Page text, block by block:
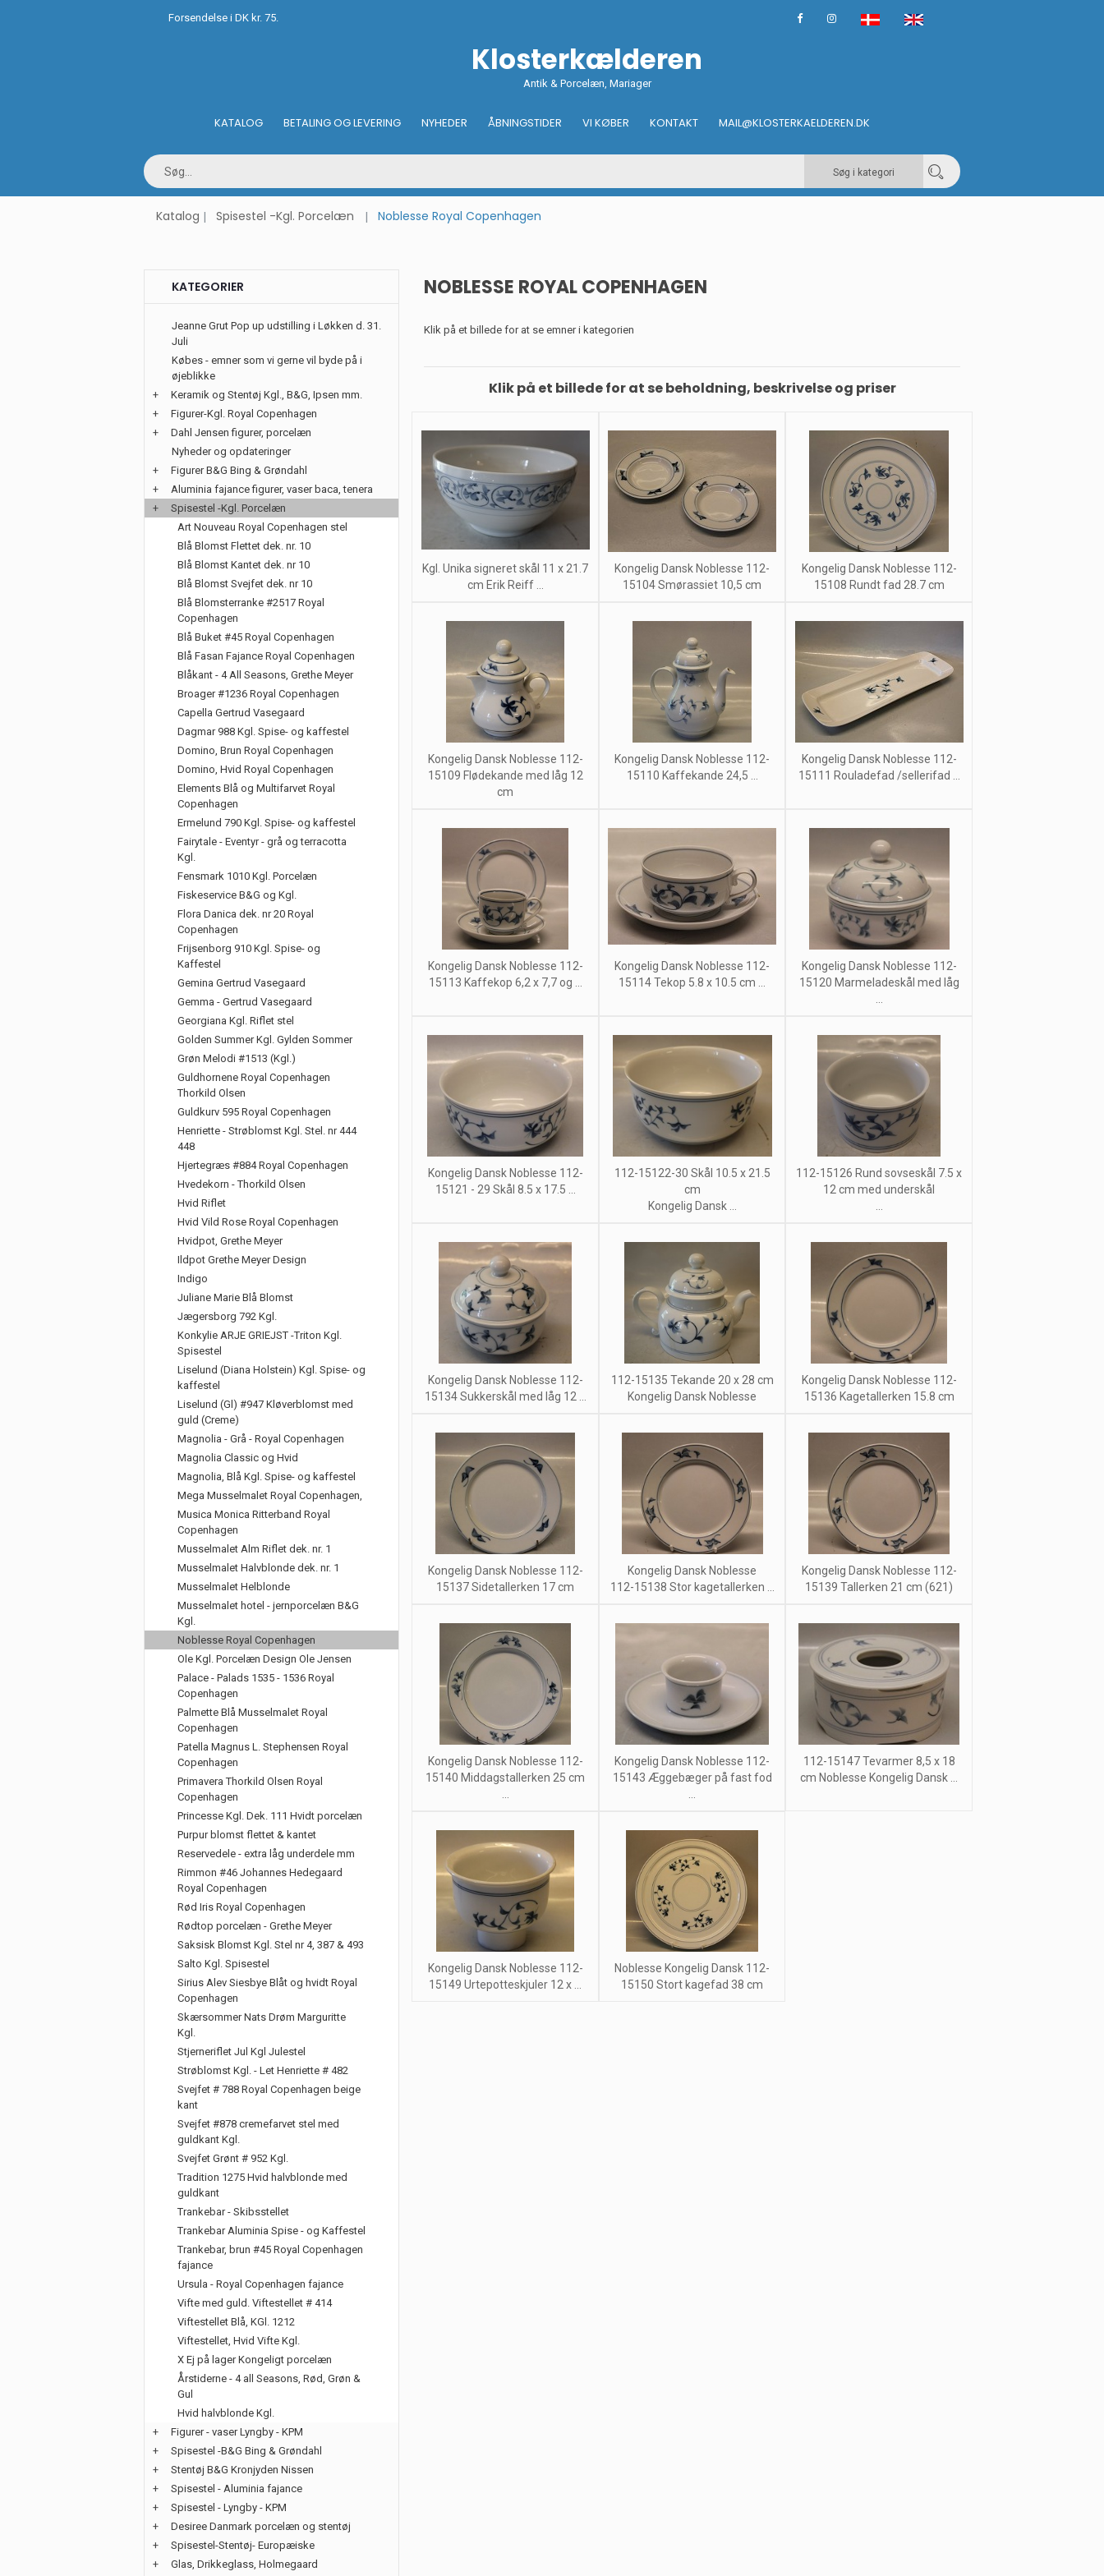
Forsendelse i DK kr. 75.
Klosterkælderen
Antik & Porcelæn, Mariager
KATALOG BETALING OG LEVERING NYHEDER ÅBNINGSTIDER VI KØBER KONTAKT MAIL@KLOSTERKAELDEREN.DK
Søg i kategori
Katalog Spisestel -Kgl. Porcelæn Noblesse Royal Copenhagen
NOBLESSE ROYAL COPENHAGEN
Klik på et billede for at se emner i kategorien
Klik på et billede for at se beholdning, beskrivelse og priser
Kgl. Unika signeret skål 11 x 21.7
cm Erik Reiff ...
Kongelig Dansk Noblesse 112-
15104 Smørassiet 10,5 cm
Kongelig Dansk Noblesse 112-
15108 Rundt fad 28.7 cm
Kongelig Dansk Noblesse 112-
15109 Flødekande med låg 12
cm
Kongelig Dansk Noblesse 112-
15110 Kaffekande 24,5 ...
Kongelig Dansk Noblesse 112-
15111 Rouladefad /sellerifad ...
Kongelig Dansk Noblesse 112-
15113 Kaffekop 6,2 x 7,7 og ...
Kongelig Dansk Noblesse 112-
15114 Tekop 5.8 x 10.5 cm ...
Kongelig Dansk Noblesse 112-
15120 Marmeladeskål med låg
Kongelig Dansk Noblesse 112-
15121 - 29 Skål 8.5 x 17.5 ...
112-15122-30 Skål 10.5 x 21.5
cm
Kongelig Dansk ...
112-15126 Rund sovseskål 7.5 x
12 cm med underskål
Kongelig Dansk Noblesse 112-
15134 Sukkerskål med låg 12 ...
112-15135 Tekande 20 x 28 cm
Kongelig Dansk Noblesse
Kongelig Dansk Noblesse 112-
15136 Kagetallerken 15.8 cm
Kongelig Dansk Noblesse 112-
15137 Sidetallerken 17 cm
Kongelig Dansk Noblesse
112-15138 Stor kagetallerken ...
Kongelig Dansk Noblesse 112-
15139 Tallerken 21 cm (621)
Kongelig Dansk Noblesse 112-
15140 Middagstallerken 25 cm
Kongelig Dansk Noblesse 112-
15143 Æggebæger på fast fod
112-15147 Tevarmer 8,5 x 18
cm Noblesse Kongelig Dansk ...
Kongelig Dansk Noblesse 112-
15149 Urtepotteskjuler 12 x ...
Noblesse Kongelig Dansk 112-
15150 Stort kagefad 38 cm
KATEGORIER
Jeanne Grut Pop up udstilling i Løkken d. 31.
Juli
Købes - emner som vi gerne vil byde på i
øjeblikke
+
Keramik og Stentøj Kgl., B&G, Ipsen mm.
+
Figurer-Kgl. Royal Copenhagen
+
Dahl Jensen figurer, porcelæn
Nyheder og opdateringer
+
Figurer B&G Bing & Grøndahl
+
Aluminia fajance figurer, vaser baca, tenera
+
Spisestel -Kgl. Porcelæn
Art Nouveau Royal Copenhagen stel
Blå Blomst Flettet dek. nr. 10
Blå Blomst Kantet dek. nr 10
Blå Blomst Svejfet dek. nr 10
Blå Blomsterranke #2517 Royal
Copenhagen
Blå Buket #45 Royal Copenhagen
Blå Fasan Fajance Royal Copenhagen
Blåkant - 4 All Seasons, Grethe Meyer
Broager #1236 Royal Copenhagen
Capella Gertrud Vasegaard
Dagmar 988 Kgl. Spise- og kaffestel
Domino, Brun Royal Copenhagen
Domino, Hvid Royal Copenhagen
Elements Blå og Multifarvet Royal
Copenhagen
Ermelund 790 Kgl. Spise- og kaffestel
Fairytale - Eventyr - grå og terracotta
Kgl.
Fensmark 1010 Kgl. Porcelæn
Fiskeservice B&G og Kgl.
Flora Danica dek. nr 20 Royal
Copenhagen
Frijsenborg 910 Kgl. Spise- og
Kaffestel
Gemina Gertrud Vasegaard
Gemma - Gertrud Vasegaard
Georgiana Kgl. Riflet stel
Golden Summer Kgl. Gylden Sommer
Grøn Melodi #1513 (Kgl.)
Guldhornene Royal Copenhagen
Thorkild Olsen
Guldkurv 595 Royal Copenhagen
Henriette - Strøblomst Kgl. Stel. nr 444
448
Hjertegræs #884 Royal Copenhagen
Hvedekorn - Thorkild Olsen
Hvid Riflet
Hvid Vild Rose Royal Copenhagen
Hvidpot, Grethe Meyer
Ildpot Grethe Meyer Design
Indigo
Juliane Marie Blå Blomst
Jægersborg 792 Kgl.
Konkylie ARJE GRIEJST -Triton Kgl.
Spisestel
Liselund (Diana Holstein) Kgl. Spise- og
kaffestel
Liselund (Gl) #947 Kløverblomst med
guld (Creme)
Magnolia - Grå - Royal Copenhagen
Magnolia Classic og Hvid
Magnolia, Blå Kgl. Spise- og kaffestel
Mega Musselmalet Royal Copenhagen,
Musica Monica Ritterband Royal
Copenhagen
Musselmalet Alm Riflet dek. nr. 1
Musselmalet Halvblonde dek. nr. 1
Musselmalet Helblonde
Musselmalet hotel - jernporcelæn B&G
Kgl.
Noblesse Royal Copenhagen
Ole Kgl. Porcelæn Design Ole Jensen
Palace - Palads 1535 - 1536 Royal
Copenhagen
Palmette Blå Musselmalet Royal
Copenhagen
Patella Magnus L. Stephensen Royal
Copenhagen
Primavera Thorkild Olsen Royal
Copenhagen
Princesse Kgl. Dek. 111 Hvidt porcelæn
Purpur blomst flettet & kantet
Reservedele - extra låg underdele mm
Rimmon #46 Johannes Hedegaard
Royal Copenhagen
Rød Iris Royal Copenhagen
Rødtop porcelæn - Grethe Meyer
Saksisk Blomst Kgl. Stel nr 4, 387 & 493
Salto Kgl. Spisestel
Sirius Alev Siesbye Blåt og hvidt Royal
Copenhagen
Skærsommer Nats Drøm Marguritte
Kgl.
Stjerneriflet Jul Kgl Julestel
Strøblomst Kgl. - Let Henriette # 482
Svejfet # 788 Royal Copenhagen beige
kant
Svejfet #878 cremefarvet stel med
guldkant Kgl.
Svejfet Grønt # 952 Kgl.
Tradition 1275 Hvid halvblonde med
guldkant
Trankebar - Skibsstellet
Trankebar Aluminia Spise - og Kaffestel
Trankebar, brun #45 Royal Copenhagen
fajance
Ursula - Royal Copenhagen fajance
Vifte med guld. Viftestellet # 414
Viftestellet Blå, KGl. 1212
Viftestellet, Hvid Vifte Kgl.
X Ej på lager Kongeligt porcelæn
Årstiderne - 4 all Seasons, Rød, Grøn &
Gul
Hvid halvblonde Kgl.
+
Figurer - vaser Lyngby - KPM
+
Spisestel -B&G Bing & Grøndahl
+
Stentøj B&G Kronjyden Nissen
+
Spisestel - Aluminia fajance
+
Spisestel - Lyngby - KPM
+
Desiree Danmark porcelæn og stentøj
+
Spisestel-Stentøj- Europæiske
+
Glas, Drikkeglass, Holmegaard